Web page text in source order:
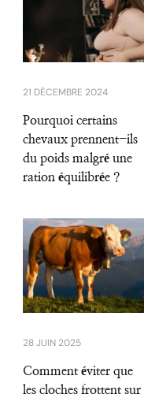
21 DÉCEMBRE 2024
Pourquoi certains
chevaux prennent-ils
du poids malgré une
ration équilibrée ?
28 JUIN 2025
Comment éviter que
les cloches frottent sur